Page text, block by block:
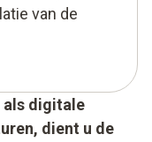
van de
als digitale
dient u de